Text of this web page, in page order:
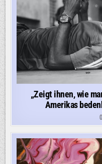
„Zeigt ihnen, wie
Amerikas